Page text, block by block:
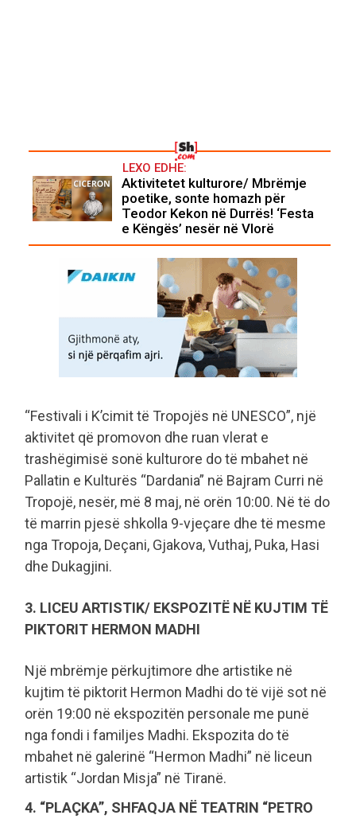
LEXO EDHE:
Aktivitetet kulturore/ Mbrëmje
poetike, sonte homazh për
Teodor Kekon në Durrës! ‘Festa
e Këngës’ nesër në Vlorë
“Festivali i K’cimit të Tropojës në UNESCO”, një
aktivitet që promovon dhe ruan vlerat e
trashëgimisë sonë kulturore do të mbahet në
Pallatin e Kulturës “Dardania” në Bajram Curri në
Tropojë, nesër, më 8 maj, në orën 10:00. Në të do
të marrin pjesë shkolla 9-vjeçare dhe të mesme
nga Tropoja, Deçani, Gjakova, Vuthaj, Puka, Hasi
dhe Dukagjini.
3. LICEU ARTISTIK/ EKSPOZITË NË KUJTIM TË
PIKTORIT HERMON MADHI
Një mbrëmje përkujtimore dhe artistike në
kujtim të piktorit Hermon Madhi do të vijë sot në
orën 19:00 në ekspozitën personale me punë
nga fondi i familjes Madhi. Ekspozita do të
mbahet në galerinë “Hermon Madhi” në liceun
artistik “Jordan Misja” në Tiranë.
4. “PLAÇKA”, SHFAQJA NË TEATRIN “PETRO